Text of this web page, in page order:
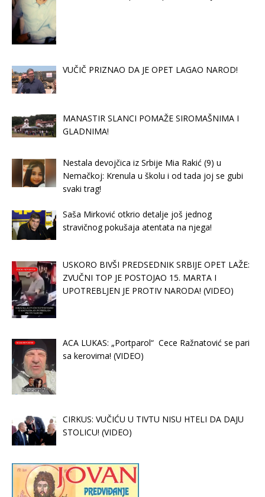
VUČIČ PRIZNAO DA JE OPET LAGAO NAROD!
MANASTIR SLANCI POMAŽE SIROMAŠNIMA I
GLADNIMA!
Nestala devojčica iz Srbije Mia Rakić (9) u
Nemačkoj: Krenula u školu i od tada joj se gubi
svaki trag!
Saša Mirković otkrio detalje još jednog
stravičnog pokušaja atentata na njega!
USKORO BIVŠI PREDSEDNIK SRBIJE OPET LAŽE:
ZVUČNI TOP JE POSTOJAO 15. MARTA I
UPOTREBLJEN JE PROTIV NARODA! (VIDEO)
ACA LUKAS: „Portparol“ Cece Ražnatović se pari
sa kerovima! (VIDEO)
CIRKUS: VUČIĆU U TIVTU NISU HTELI DA DAJU
STOLICU! (VIDEO)